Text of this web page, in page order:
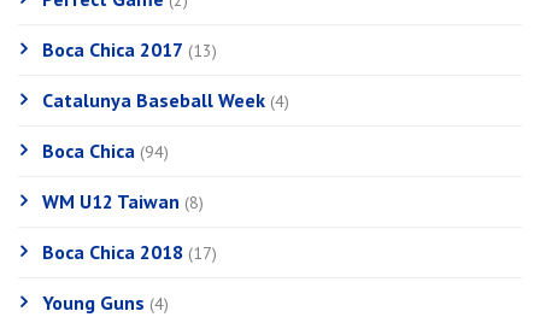
Boca Chica 2017 (13)
Catalunya Baseball Week (4)
Boca Chica (94)
WM U12 Taiwan (8)
Boca Chica 2018 (17)
Young Guns (4)